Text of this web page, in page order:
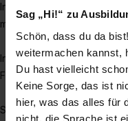
Sag „Hi!“ zu
Schön, dass du da
weitermachen kannst,
Du hast vielleicht
Keine Sorge, das ist
hier, was das alles für
nicht, die Sprache ist
Industrierußproduktion
mit Sitz am Dortmunder
Industrie-Ruß?! Ruß!? Und
Für die Reifen-, Druck- und
Schon mal beim Lesen